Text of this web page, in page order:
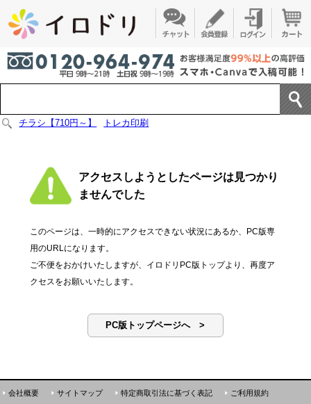
チラシ【710円～】 トレカ印刷
アクセスしようとしたページは見つかり
ませんでした
このページは、一時的にアクセスできない状況にあるか、PC版専
用のURLになります。
ご不便をおかけいたしますが、イロドリPC版トップより、再度ア
クセスをお願いいたします。
PC版トップページへ >
会社概要 サイトマップ 特定商取引法に基づく表記
ご利用規約